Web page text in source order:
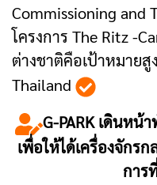
Commissioning
โครงการ The Ritz -
ต่างชาติคือเป้าหมายสู
Thailand
G-PARK เดินหน้
เพื่อให้ได้เครื่องจักร
การ